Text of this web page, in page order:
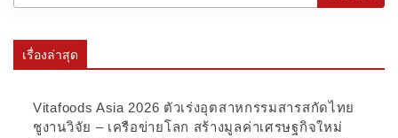
เรื่องล่าสุด
Vitafoods Asia 2026 ตัวเร่งอุตสาหกรรมสารสกัดไทย
ชูงานวิจัย – เครือข่ายโลก สร้างมูลค่าเศรษฐกิจใหม่